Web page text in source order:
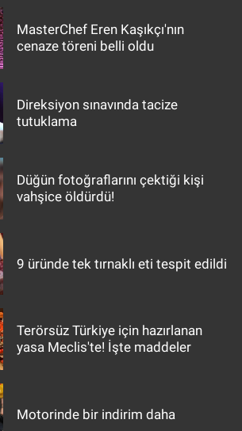
MasterChef Eren Kaşıkçı'nın
cenaze töreni belli oldu
Direksiyon sınavında tacize
tutuklama
Düğün fotoğraflarını çektiği kişi
vahşice öldürdü!
9 üründe tek tırnaklı eti tespit edildi
Terörsüz Türkiye için hazırlanan
yasa Meclis'te! İşte maddeler
Motorinde bir indirim daha